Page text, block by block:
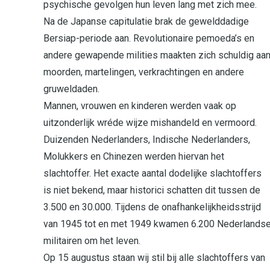
psychische gevolgen hun leven lang met zich mee.
Na de Japanse capitulatie brak de gewelddadige
Bersiap-periode aan. Revolutionaire pemoeda’s en
andere gewapende milities maakten zich schuldig aan
moorden, martelingen, verkrachtingen en andere
gruweldaden.
Mannen, vrouwen en kinderen werden vaak op
uitzonderlijk wréde wijze mishandeld en vermoord.
Duizenden Nederlanders, Indische Nederlanders,
Molukkers en Chinezen werden hiervan het
slachtoffer. Het exacte aantal dodelijke slachtoffers
is niet bekend, maar historici schatten dit tussen de
3.500 en 30.000. Tijdens de onafhankelijkheidsstrijd
van 1945 tot en met 1949 kwamen 6.200
militairen om het leven.
Op 15 augustus staan wij stil bij alle slachtoffers van